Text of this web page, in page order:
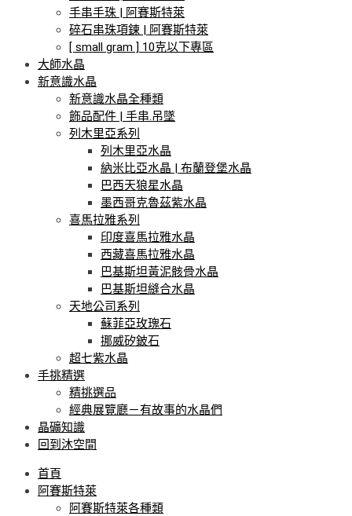
手串手珠 | 阿賽斯特萊
碎石串珠項鍊 | 阿賽斯特萊
[ small gram ] 10克以下專區
大師水晶
新意識水晶
新意識水晶全種類
飾品配件 | 手串.吊墜
列木里亞系列
列木里亞水晶
納米比亞水晶 | 布蘭登堡水晶
巴西天狼星水晶
墨西哥克魯茲紫水晶
喜馬拉雅系列
印度喜馬拉雅水晶
西藏喜馬拉雅水晶
巴基斯坦黃泥骸骨水晶
巴基斯坦縫合水晶
天地公司系列
蘇菲亞玫瑰石
挪威矽鈹石
超七紫水晶
手挑精選
精挑選品
經典展覽廳－有故事的水晶們
晶礦知識
回到沐空間
首頁
阿賽斯特萊
阿賽斯特萊各種類